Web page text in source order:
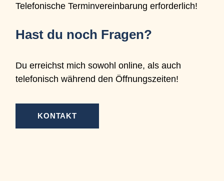
Telefonische Terminvereinbarung erforderlich!
Hast du noch Fragen?
Du erreichst mich sowohl online, als auch
telefonisch während den Öffnungszeiten!
KONTAKT